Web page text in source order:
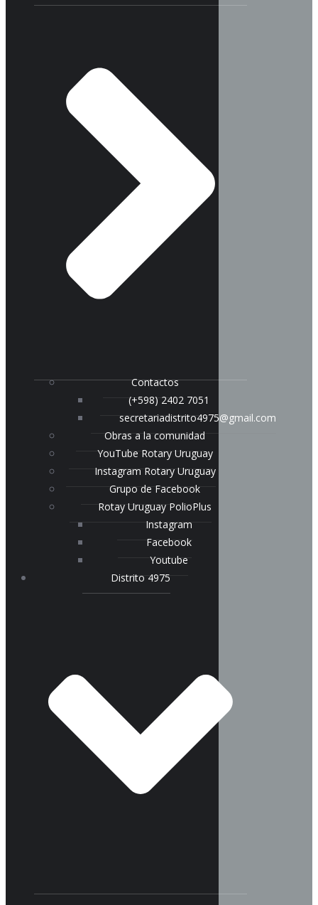
Contactos
(+598) 2402 7051
secretariadistrito4975@gmail.com
Obras a la comunidad
YouTube Rotary Uruguay
Instagram Rotary Uruguay
Grupo de Facebook
Rotay Uruguay PolioPlus
Instagram
Facebook
Youtube
Distrito 4975